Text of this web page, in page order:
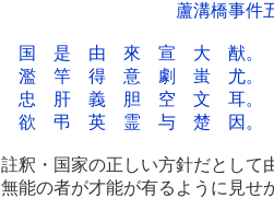
蘆溝橋事件
国 是 由 來 宣 大 猷。
濫 竿 得 意 劇 蚩 尤。
忠
肝 義 胆 空 文 耳。
欲 弔 英 霊 与 楚 因。
註釈・国家の正しい方針だとして
無能の者が才能が有るように見せ